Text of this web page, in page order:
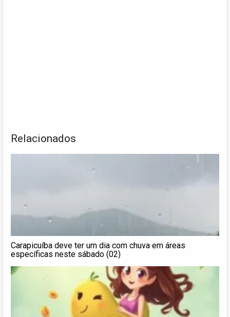
Relacionados
Carapicuíba deve ter um dia com chuva em áreas
específicas neste sábado (02)